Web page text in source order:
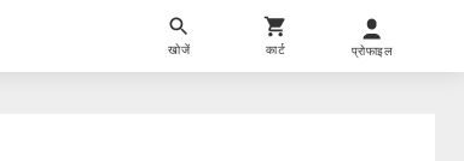
खोजें कार्ट प्रोफाइल